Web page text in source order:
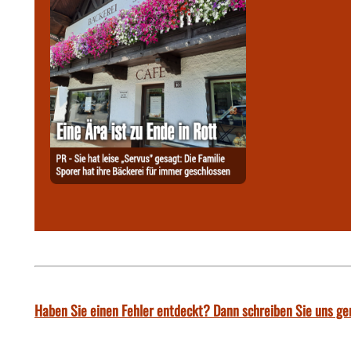
Haben Sie einen Fehler entdeckt? Dann schreiben Sie uns